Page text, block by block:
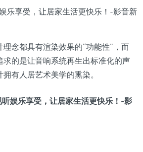
念都具有渲染效果的“功能性”，而
求的是让音响系统再生出标准化的声
有人居艺术美学的熏染。